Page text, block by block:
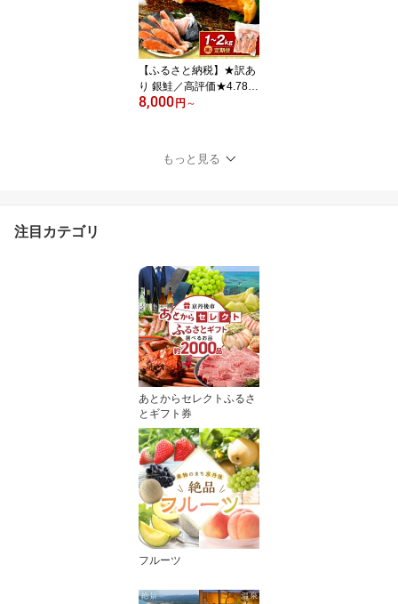
凍 惣菜 おかず ふるさと
納税 焼き鳥 やきとり 小
分け 鳥肉 大量 業務用 大
盛り
【ふるさと納税】★訳あ
り 銀鮭／高評価★4.78
★【訳あり・不揃い】お
訳あり 不揃い）ふるさと
納税 鮭 しゃけ 銀鮭 切り
8,000 円 ～
もっと見る
注目カテゴリ
あとからセレクトふるさ
とギフト券
フルーツ